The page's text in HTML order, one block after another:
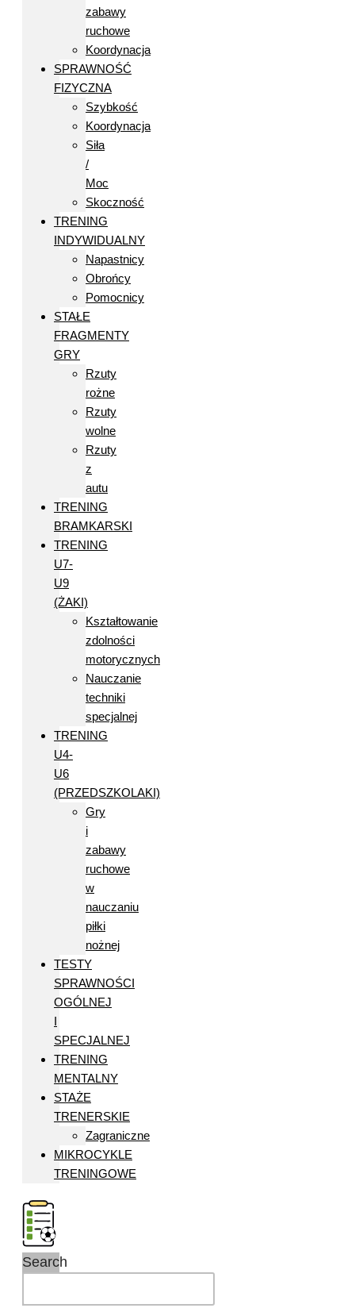
zabawy
ruchowe
Koordynacja
SPRAWNOŚĆ
FIZYCZNA
Szybkość
Koordynacja
Siła
/
Moc
Skoczność
TRENING
INDYWIDUALNY
Napastnicy
Obrońcy
Pomocnicy
STAŁE
FRAGMENTY
GRY
Rzuty
rożne
Rzuty
wolne
Rzuty
z
autu
TRENING
BRAMKARSKI
TRENING
U7-
U9
(ŻAKI)
Kształtowanie
zdolności
motorycznych
Nauczanie
techniki
specjalnej
TRENING
U4-
U6
(PRZEDSZKOLAKI)
Gry
i
zabawy
ruchowe
w
nauczaniu
piłki
nożnej
TESTY
SPRAWNOŚCI
OGÓLNEJ
I
SPECJALNEJ
TRENING
MENTALNY
STAŻE
TRENERSKIE
Zagraniczne
MIKROCYKLE
TRENINGOWE
Search